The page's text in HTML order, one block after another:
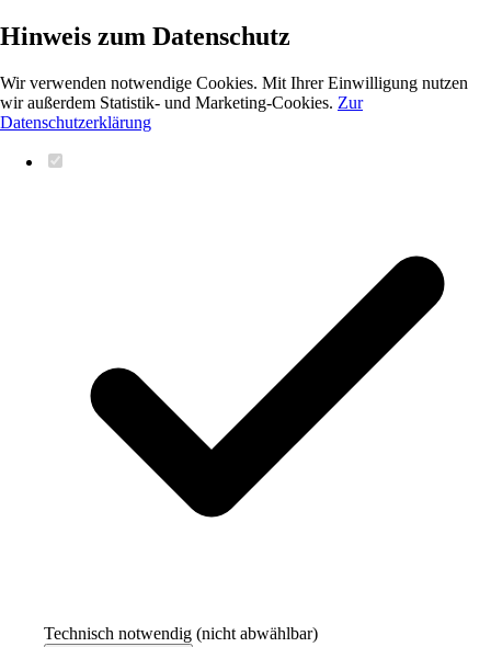
Hinweis zum Datenschutz
Wir verwenden notwendige Cookies. Mit Ihrer Einwilligung nutzen
wir außerdem Statistik- und Marketing-Cookies. Zur
Datenschutzerklärung
Technisch notwendig (nicht abwählbar)